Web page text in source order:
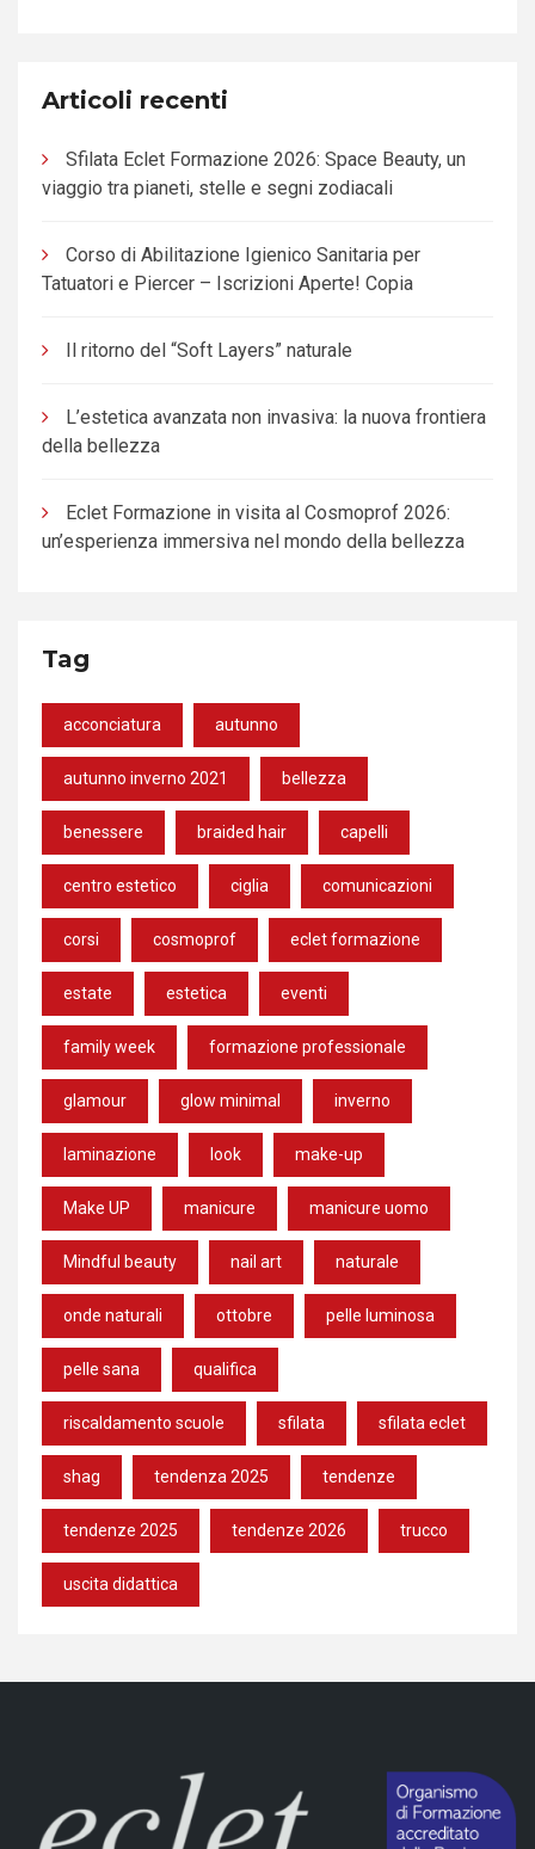
Articoli recenti
Sfilata Eclet Formazione 2026: Space Beauty, un
viaggio tra pianeti, stelle e segni zodiacali
Corso di Abilitazione Igienico Sanitaria per
Tatuatori e Piercer – Iscrizioni Aperte! Copia
Il ritorno del “Soft Layers” naturale
L’estetica avanzata non invasiva: la nuova frontiera
della bellezza
Eclet Formazione in visita al Cosmoprof 2026:
un’esperienza immersiva nel mondo della bellezza
Tag
acconciatura autunno
autunno inverno 2021 bellezza
benessere braided hair capelli
centro estetico ciglia comunicazioni
corsi cosmoprof eclet formazione
estate estetica eventi
family week formazione professionale
glamour glow minimal inverno
laminazione look make-up
Make UP manicure manicure uomo
Mindful beauty nail art naturale
onde naturali ottobre pelle luminosa
pelle sana qualifica
riscaldamento scuole sfilata sfilata eclet
shag tendenza 2025 tendenze
tendenze 2025 tendenze 2026 trucco
uscita didattica